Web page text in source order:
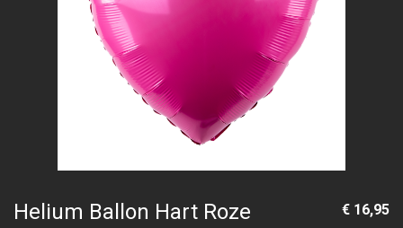
Helium Ballon Hart Roze € 16,95